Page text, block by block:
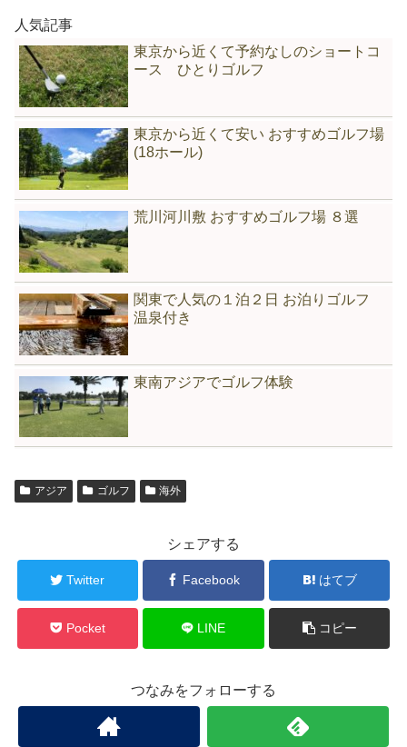
人気記事
東京から近くて予約なしのショートコ
ース ひとりゴルフ
東京から近くて安い おすすめゴルフ場
(18ホール)
荒川河川敷 おすすめゴルフ場 ８選
関東で人気の１泊２日 お泊りゴルフ
温泉付き
東南アジアでゴルフ体験
アジア ゴルフ 海外
シェアする
Twitter Facebook はてブ
Pocket LINE コピー
つなみをフォローする